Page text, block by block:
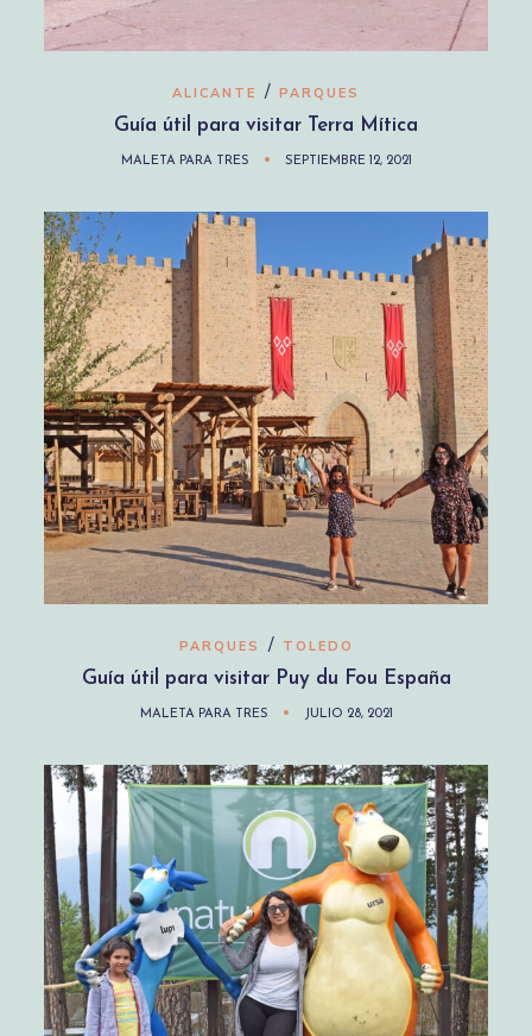
ALICANTE / PARQUES
Guía útil para visitar Terra Mítica
MALETA PARA TRES SEPTIEMBRE 12, 2021
PARQUES / TOLEDO
Guía útil para visitar Puy du Fou España
MALETA PARA TRES JULIO 28, 2021